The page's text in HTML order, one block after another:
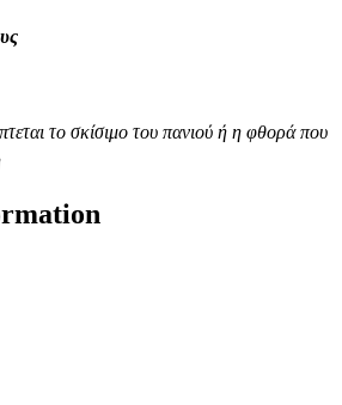
το σκίσιμο του πανιού ή η φθορά που